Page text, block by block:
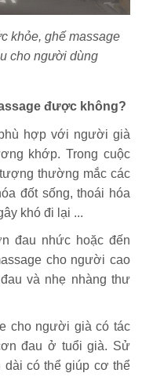
khỏe, ghế massage
cho người dùng
được không?
hợp với người già
khớp. Trong cuộc
thường mắc các
đốt sống, thoái hóa
khó đi lại ...
đau nhức hoặc đến
cho người cao
và nhẹ nhàng thư
cho người già có tác
đau ở tuổi già. Sử
dài có thể giúp cơ thể